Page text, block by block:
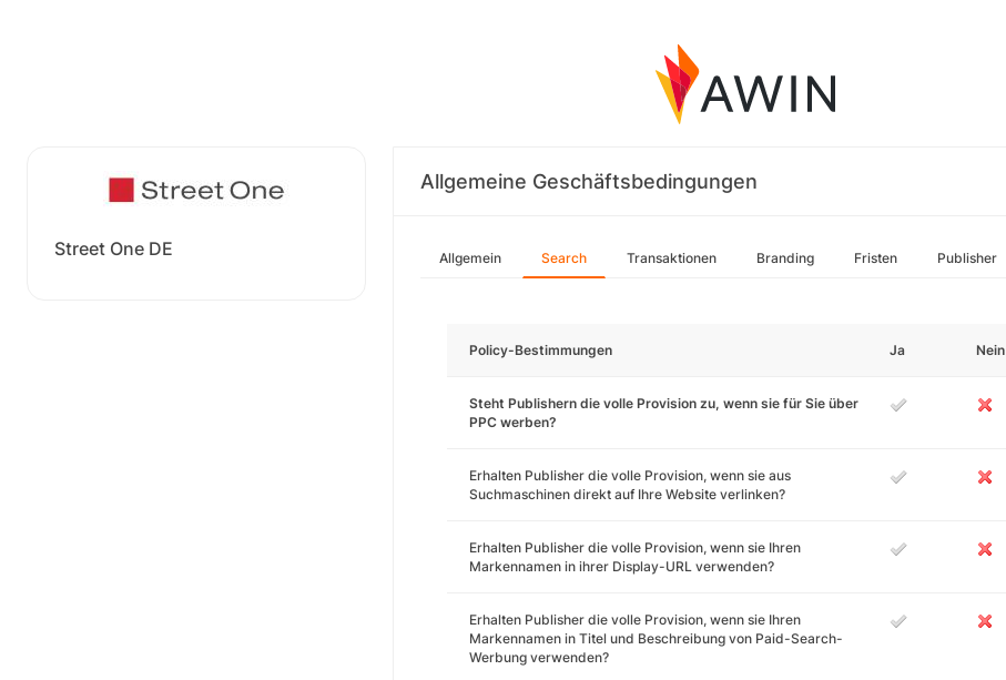
Street One DE
Allgemeine Geschäftsbedingungen
Allgemein Search Transaktionen Branding Fristen Publisher
Policy-Bestimmungen Ja Nein
Steht Publishern die volle Provision zu, wenn sie für Sie über
PPC werben?
Erhalten Publisher die volle Provision, wenn sie aus
Suchmaschinen direkt auf Ihre Website verlinken?
Erhalten Publisher die volle Provision, wenn sie Ihren
Markennamen in ihrer Display-URL verwenden?
Erhalten Publisher die volle Provision, wenn sie Ihren
Markennamen in Titel und Beschreibung von Paid-Search-
Werbung verwenden?